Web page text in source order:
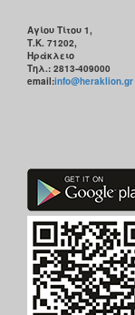
Αγίου Τίτου 1,
Τ.Κ. 71202,
Ηράκλειο
Τηλ.: 2813-409000
email:info@heraklion.gr